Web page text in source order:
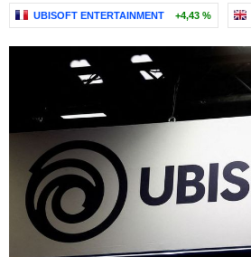
UBISOFT ENTERTAINMENT +4,43 %